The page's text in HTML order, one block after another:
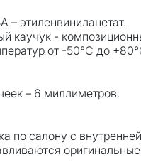
– этиленвинилацетат.
каучук -
от -50°С до
– 6 миллиметров.
салону с